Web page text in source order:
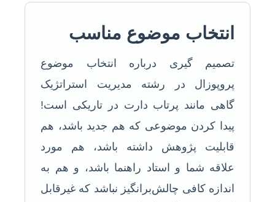
انتخاب موضوع مناسب
تصمیم گیری درباره انتخاب موضوع
پروپوزال در رشته مدیریت استراتژیک
گاهی مانند پرتاب دارت در تاریکی است!
پیدا کردن موضوعی که هم جدید باشد، هم
قابلیت پژوهش داشته باشد، هم مورد
علاقه شما و استاد راهنما باشد، و هم به
اندازه کافی چالش‌برانگیز نباشد که غیرقابل